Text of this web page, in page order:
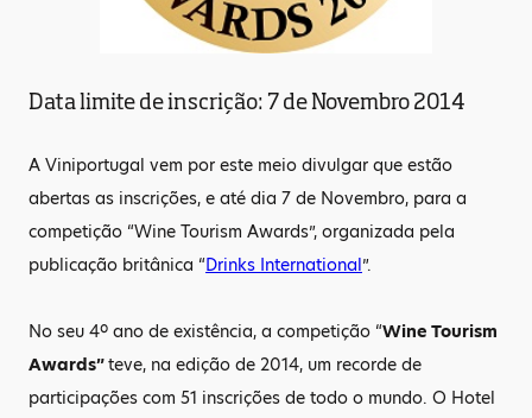
Data limite de inscrição: 7 de Novembro 2014
A Viniportugal vem por este meio divulgar que estão
abertas as inscrições, e até dia 7 de Novembro, para a
competição “Wine Tourism Awards”, organizada pela
publicação britânica “Drinks International”.
No seu 4º ano de existência, a competição “Wine Tourism
Awards”teve, na edição de 2014, um recorde de
participações com 51 inscrições de todo o mundo. O Hotel